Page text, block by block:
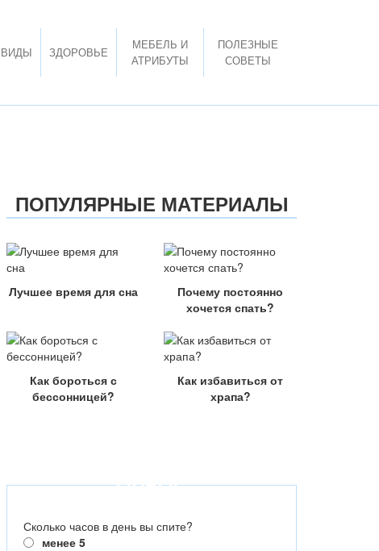
ВИДЫ ЗДОРОВЬЕ
МЕБЕЛЬ И
АТРИБУТЫ
ПОЛЕЗНЫЕ
СОВЕТЫ
ПОПУЛЯРНЫЕ МАТЕРИАЛЫ
Лучшее время для сна
Почему постоянно
хочется спать?
Как бороться с
бессонницей?
Как избавиться от
храпа?
ОПРОС
Сколько часов в день вы спите?
менее 5